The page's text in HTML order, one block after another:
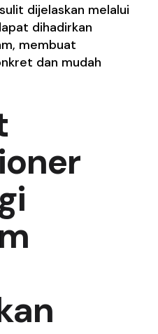
dijelaskan melalui
dihadirkan
membuat
dan mudah